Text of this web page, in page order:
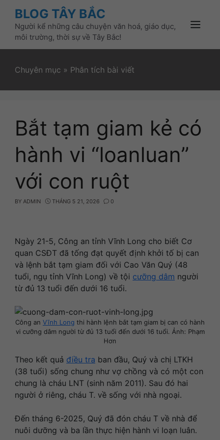
content
BLOG TÂY BẮC
Người kể những câu chuyện văn hoá, giáo dục,
môi trường, thời sự về Tây Bắc!
Menu
Chuyên mục » Phân tích bài viết
Bắt tạm giam kẻ có
hành vi “loanluan”
với con ruột
BY ADMIN THÁNG 5 21, 2026 0
Ngày 21-5, Công an tỉnh Vĩnh Long cho biết Cơ
quan CSĐT đã tống đạt quyết định khởi tố bị can
và lệnh bắt tạm giam đối với Cao Văn Quý (48
tuổi, ngụ tỉnh Vĩnh Long) về tội cưỡng dâm người
từ đủ 13 tuổi đến dưới 16 tuổi.
Công an Vĩnh Long thi hành lệnh bắt tạm giam bị can có hành
vi cưỡng dâm người từ đủ 13 tuổi đến dưới 16 tuổi. Ảnh: Phạm
Hơn
Theo kết quả điều tra ban đầu, Quý và chị LTKH
(38 tuổi) sống chung như vợ chồng và có một con
chung là cháu LNT (sinh năm 2011). Sau đó hai
người ở riêng, cháu T. về sống với nhà ngoại.
Đến tháng 6-2025, Quý đã đón cháu T về nhà để
nuôi dưỡng và ba lần thực hiện hành vi loạn luân.